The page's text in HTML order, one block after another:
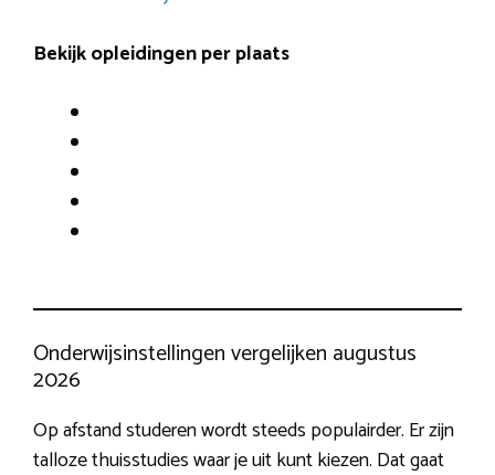
Bekijk opleidingen per plaats
Onderwijsinstellingen vergelijken augustus
2026
Op afstand studeren wordt steeds populairder. Er zijn
talloze thuisstudies waar je uit kunt kiezen. Dat gaat